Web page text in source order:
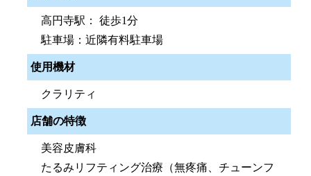
高円寺駅： 徒歩1分
駐車場：近隣有料駐車場
使用機材
クラリティ
店舗の特徴
美容皮膚科
たるみリフティング治療（無疼痛、チューンフ